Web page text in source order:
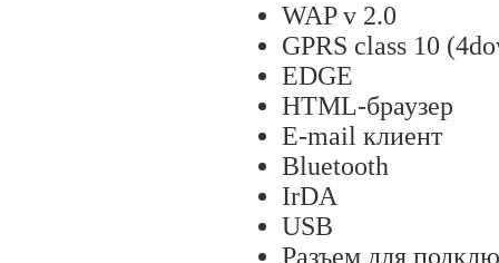
WAP v 2.0
GPRS сlass 10
EDGE
HTML-браузер
E-mail клиент
Bluetooth
IrDA
USB
Разъем для